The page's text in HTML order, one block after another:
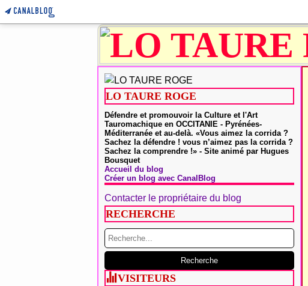
LO TAURE ROGE
Défendre et promouvoir la Culture et l'Art
Tauromachique en OCCITANIE - Pyrénées-
Méditerranée et au-delà. «Vous aimez la corrida ?
Sachez la défendre ! vous n’aimez pas la corrida ?
Sachez la comprendre !» - Site animé par Hugues
Bousquet
Accueil du blog
Créer un blog avec CanalBlog
Contacter le propriétaire du blog
RECHERCHE
VISITEURS